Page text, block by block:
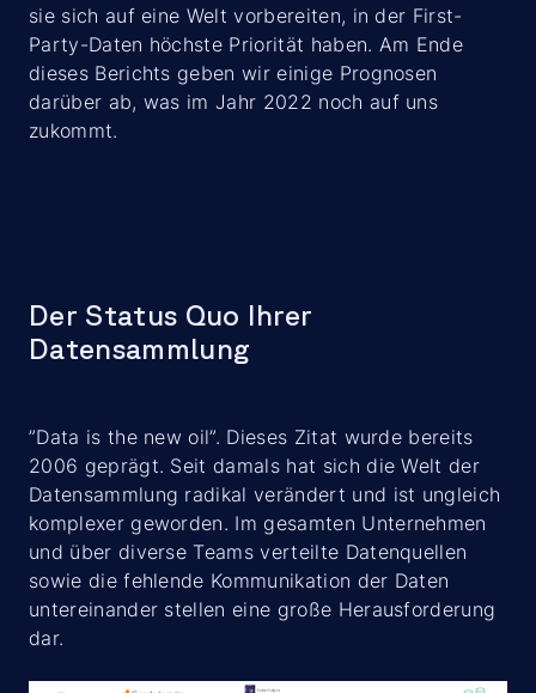
sie sich auf eine Welt vorbereiten, in der First-
Party-Daten höchste Priorität haben. Am Ende
dieses Berichts geben wir einige Prognosen
darüber ab, was im Jahr 2022 noch auf uns
zukommt.
Der Status Quo Ihrer
Datensammlung
”Data is the new oil”. Dieses Zitat wurde bereits
2006 geprägt. Seit damals hat sich die Welt der
Datensammlung radikal verändert und ist ungleich
komplexer geworden. Im gesamten Unternehmen
und über diverse Teams verteilte Datenquellen
sowie die fehlende Kommunikation der Daten
untereinander stellen eine große Herausforderung
dar.